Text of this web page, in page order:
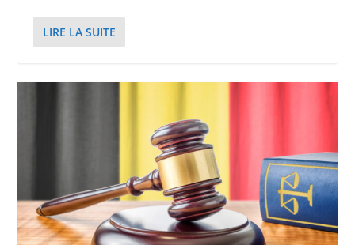
LIRE LA SUITE